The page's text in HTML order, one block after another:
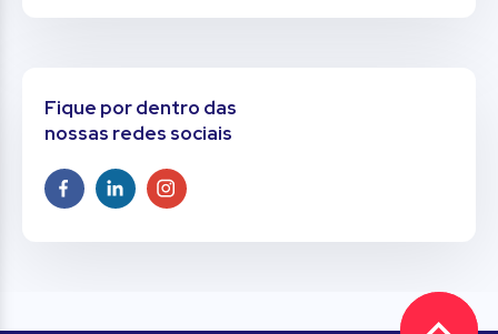
Fique por dentro das
nossas redes sociais